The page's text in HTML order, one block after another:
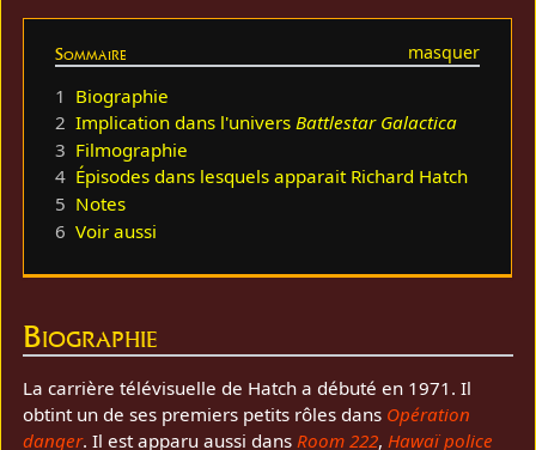
Sommaire
1 Biographie
2 Implication dans l'universBattlestar Galactica
3 Filmographie
4 Épisodes dans lesquels apparait Richard Hatch
5 Notes
6 Voir aussi
Biographie
La carrière télévisuelle de Hatch a débuté en 1971. Il
obtint un de ses premiers petits rôles dans Opération
danger. Il est apparu aussi dans Room 222, Hawaï police